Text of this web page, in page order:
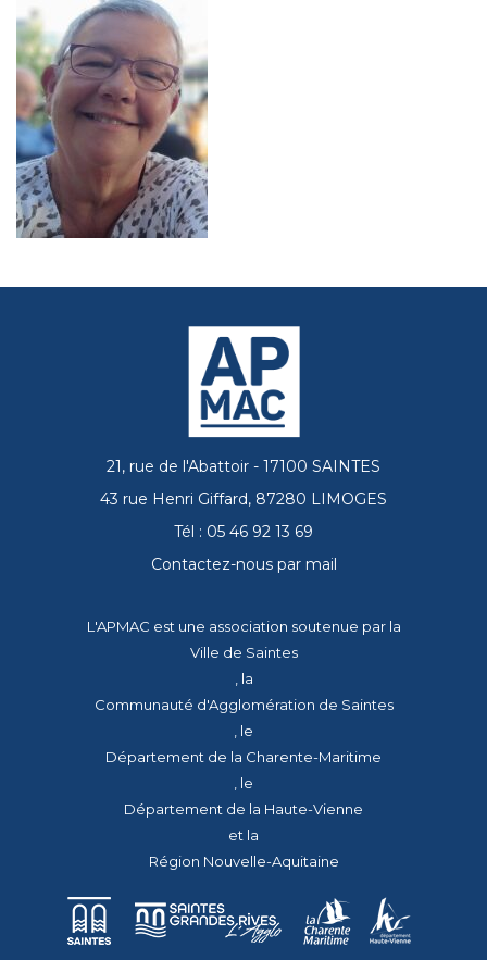
21, rue de l'Abattoir - 17100 SAINTES
43 rue Henri Giffard, 87280 LIMOGES
Tél : 05 46 92 13 69
Contactez-nous par mail
L'APMAC est une association soutenue par la
Ville de Saintes
, la
Communauté d'Agglomération de Saintes
, le
Département de la Charente-Maritime
, le
Département de la Haute-Vienne
et la
Région Nouvelle-Aquitaine